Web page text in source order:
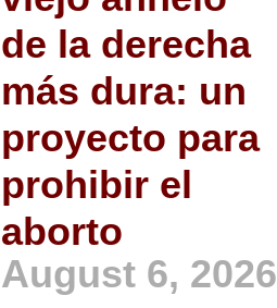
de la derecha
más dura: un
proyecto para
prohibir el
aborto
August 6, 2026